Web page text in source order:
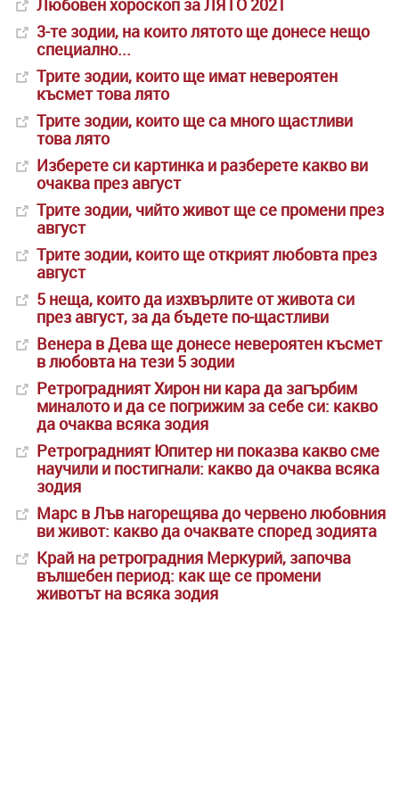
Любовен хороскоп за ЛЯТО 2021
3-те зодии, на които лятото ще донесе нещо
специално...
Трите зодии, които ще имат невероятен
късмет това лято
Трите зодии, които ще са много щастливи
това лято
Изберете си картинка и разберете какво ви
очаква през август
Трите зодии, чийто живот ще се промени през
август
Трите зодии, които ще открият любовта през
август
5 неща, които да изхвърлите от живота си
през август, за да бъдете по-щастливи
Венера в Дева ще донесе невероятен късмет
в любовта на тези 5 зодии
Ретроградният Хирон ни кара да загърбим
миналото и да се погрижим за себе си: какво
да очаква всяка зодия
Ретроградният Юпитер ни показва какво сме
научили и постигнали: какво да очаква всяка
зодия
Марс в Лъв нагорещява до червено любовния
ви живот: какво да очаквате според зодията
Край на ретроградния Меркурий, започва
вълшебен период: как ще се промени
животът на всяка зодия